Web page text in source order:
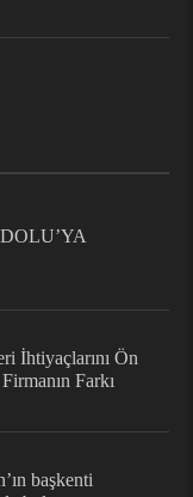
İhtiyaçlarını Ön
Farkı
başkenti